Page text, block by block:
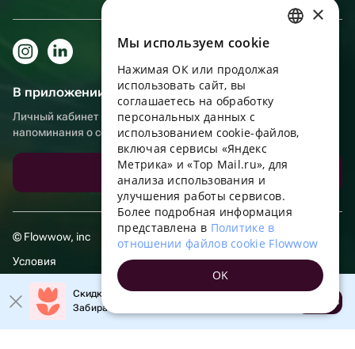
В приложении еще удобнее!
Личный кабинет получателя, больше бонусов за покупки и
напоминания о событиях
Скачать приложение
© Flowwow, inc
Условия
Обработка персональных данных
Скидка 20% на первый заказ!
Забирайте промокод в приложении!
Открыть
ENGLISH
UKRAINIAN
PORTUGUESE
FRENCH
TURKISH
POLISH
×
Мы используем сookie
Нажимая ОК или продолжая
использовать сайт, вы
соглашаетесь на обработку
персональных данных с
использованием cookie-файлов,
включая сервисы «Яндекс
Метрика» и «Top Mail.ru», для
анализа использования и
улучшения работы сервисов.
Более подробная информация
представлена в Политике в
отношении файлов cookie Flowwow
OK